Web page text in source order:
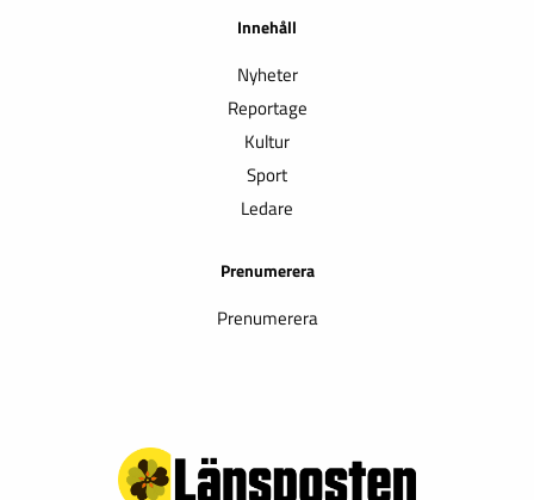
Innehåll
Nyheter
Reportage
Kultur
Sport
Ledare
Prenumerera
Prenumerera